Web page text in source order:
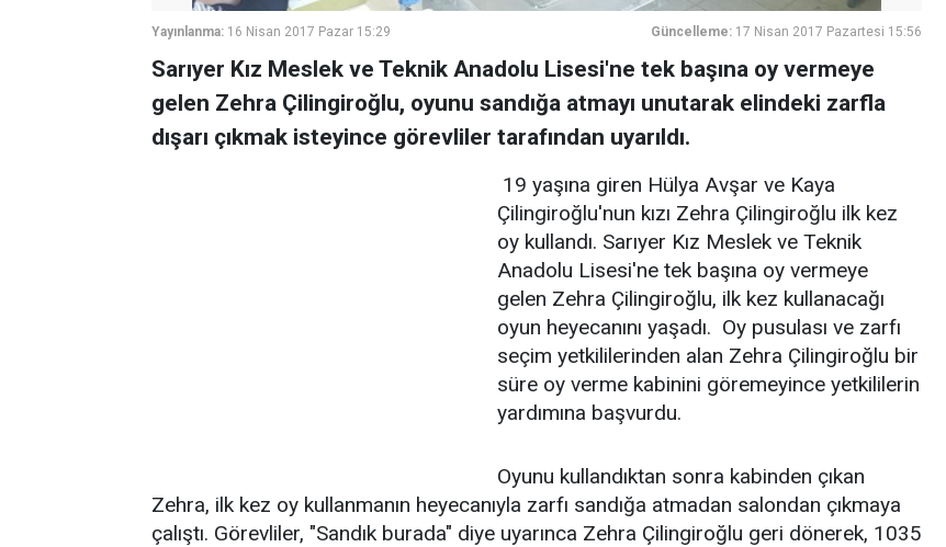
Yayınlanma: 16 Nisan 2017 Pazar 15:29 Güncelleme: 17 Nisan 2017 Pazartesi 15:56
Sarıyer Kız Meslek ve Teknik Anadolu Lisesi'ne tek başına oy vermeye
gelen Zehra Çilingiroğlu, oyunu sandığa atmayı unutarak elindeki zarfla
dışarı çıkmak isteyince görevliler tarafından uyarıldı.
19 yaşına giren Hülya Avşar ve Kaya
Çilingiroğlu'nun kızı Zehra Çilingiroğlu ilk kez
oy kullandı. Sarıyer Kız Meslek ve Teknik
Anadolu Lisesi'ne tek başına oy vermeye
gelen Zehra Çilingiroğlu, ilk kez kullanacağı
oyun heyecanını yaşadı. Oy pusulası ve zarfı
seçim yetkililerinden alan Zehra Çilingiroğlu bir
süre oy verme kabinini göremeyince yetkililerin
yardımına başvurdu.
Oyunu kullandıktan sonra kabinden çıkan
Zehra, ilk kez oy kullanmanın heyecanıyla zarfı sandığa atmadan salondan çıkmaya
çalıştı. Görevliler, "Sandık burada" diye uyarınca Zehra Çilingiroğlu geri dönerek, 1035